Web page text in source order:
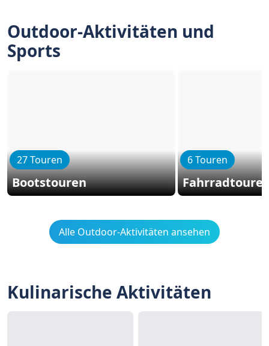
Outdoor-Aktivitäten und
Sports
27 Touren
Bootstouren
6 Touren
Alle Outdoor-Aktivitäten ansehen
Kulinarische Aktivitäten